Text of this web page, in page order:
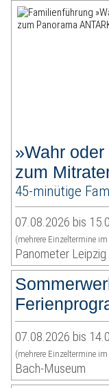
»Wahr
zum
45-minütige
07.08.2026 bis
(mehrere Einzeltermine
Panometer Leipzig
07.08.2026 bis
(mehrere Einzeltermine
Bach-Museum